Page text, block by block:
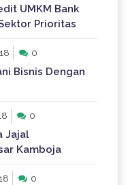
UMKM Bank
Prioritas
0
Bisnis Dengan
0
Jajal
Kamboja
0